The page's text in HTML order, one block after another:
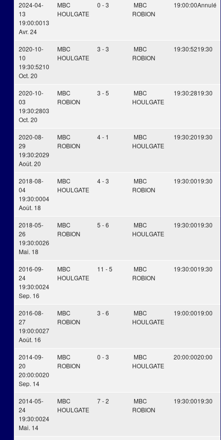
2024-04-
13
19:00:0013
Avr. 24
MBC
HOULGATE
0 - 3
MBC
ROBION
19:00:00Annulé
2020-10-
10
19:30:5210
Oct. 20
MBC
HOULGATE
3 - 3
MBC
ROBION
19:30:5219:30
2020-10-
03
19:30:2803
Oct. 20
MBC
ROBION
3 - 5
MBC
HOULGATE
19:30:2819:30
2020-08-
29
19:30:2029
Août. 20
MBC
ROBION
4 - 1
MBC
HOULGATE
19:30:2019:30
2018-08-
04
19:30:0004
Août. 18
MBC
HOULGATE
4 - 3
MBC
ROBION
19:30:0019:30
2018-05-
26
19:30:0026
Mai. 18
MBC
ROBION
5 - 6
MBC
HOULGATE
19:30:0019:30
2016-09-
24
19:30:0024
Sep. 16
MBC
HOULGATE
11 - 5
MBC
ROBION
19:30:0019:30
2016-08-
27
19:00:0027
Août. 16
MBC
ROBION
3 - 6
MBC
HOULGATE
19:00:0019:00
2014-09-
20
20:00:0020
Sep. 14
MBC
ROBION
0 - 3
MBC
HOULGATE
20:00:0020:00
2014-05-
24
19:30:0024
Mai. 14
MBC
HOULGATE
7 - 2
MBC
ROBION
19:30:0019:30